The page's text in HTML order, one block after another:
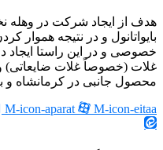
شرکت در وهله نخست
و در نتیجه هموار کردن
این راستا ایجاد دو کارخانه
غلات ضایعاتی) و مکمل
در کرمانشاه و باشت
M-icon-aparat M-